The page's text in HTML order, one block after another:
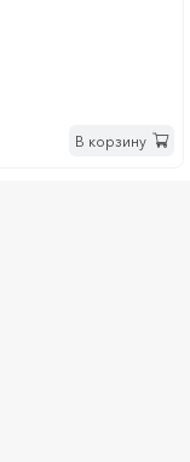
В корзину